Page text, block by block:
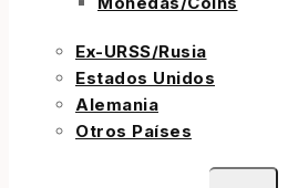
Ex-URSS/Rusia
Estados Unidos
Alemania
Otros Países